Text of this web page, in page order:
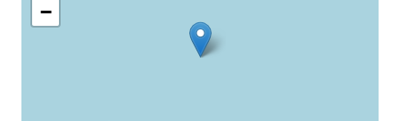
−